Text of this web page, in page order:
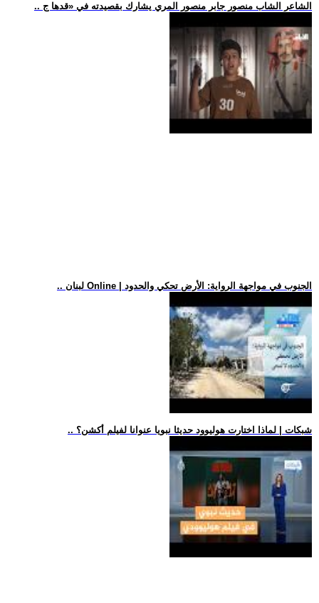
.. الشاعر الشاب منصور جابر منصور المري يشارك بقصيدته في «قدها ج
.. لبنان Online | الجنوب في مواجهة الرواية: الأرض تحكي والحدود
.. شبكات | لماذا اختارت هوليوود حديثا نبويا عنوانا لفيلم أكشن؟